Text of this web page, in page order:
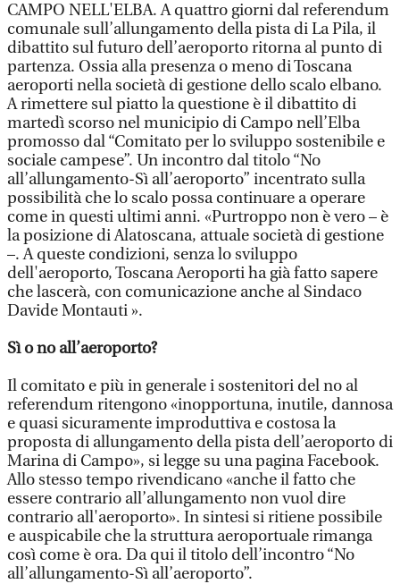
CAMPO NELL'ELBA. A quattro giorni dal referendum
comunale sull’allungamento della pista di La Pila, il
dibattito sul futuro dell’aeroporto ritorna al punto di
partenza. Ossia alla presenza o meno di Toscana
aeroporti nella società di gestione dello scalo elbano.
A rimettere sul piatto la questione è il dibattito di
martedì scorso nel municipio di Campo nell’Elba
promosso dal “Comitato per lo sviluppo sostenibile e
sociale campese”. Un incontro dal titolo “No
all’allungamento-Sì all’aeroporto” incentrato sulla
possibilità che lo scalo possa continuare a operare
come in questi ultimi anni. «Purtroppo non è vero – è
la posizione di Alatoscana, attuale società di gestione
–. A queste condizioni, senza lo sviluppo
dell'aeroporto, Toscana Aeroporti ha già fatto sapere
che lascerà, con comunicazione anche al Sindaco
Davide Montauti ».
Sì o no all’aeroporto?
Il comitato e più in generale i sostenitori del no al
referendum ritengono «inopportuna, inutile, dannosa
e quasi sicuramente improduttiva e costosa la
proposta di allungamento della pista dell’aeroporto di
Marina di Campo», si legge su una pagina Facebook.
Allo stesso tempo rivendicano «anche il fatto che
essere contrario all’allungamento non vuol dire
contrario all'aeroporto». In sintesi si ritiene possibile
e auspicabile che la struttura aeroportuale rimanga
così come è ora. Da qui il titolo dell’incontro “No
all’allungamento-Sì all’aeroporto”.